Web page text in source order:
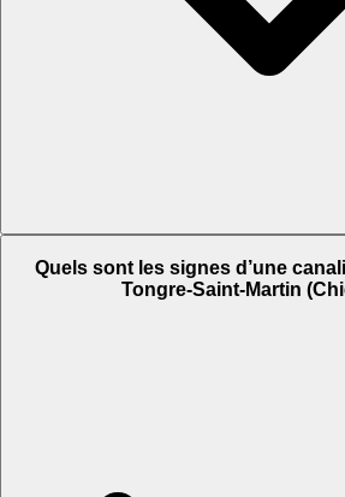
Quels sont les signes d’une
Tongre-Saint-Martin